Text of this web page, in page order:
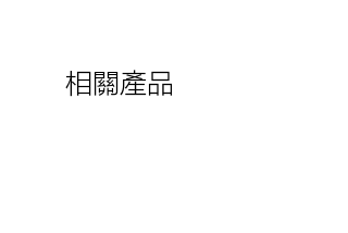
相關產品